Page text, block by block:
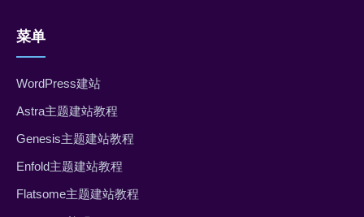
菜单
WordPress建站
Astra主题建站教程
Genesis主题建站教程
Enfold主题建站教程
Flatsome主题建站教程